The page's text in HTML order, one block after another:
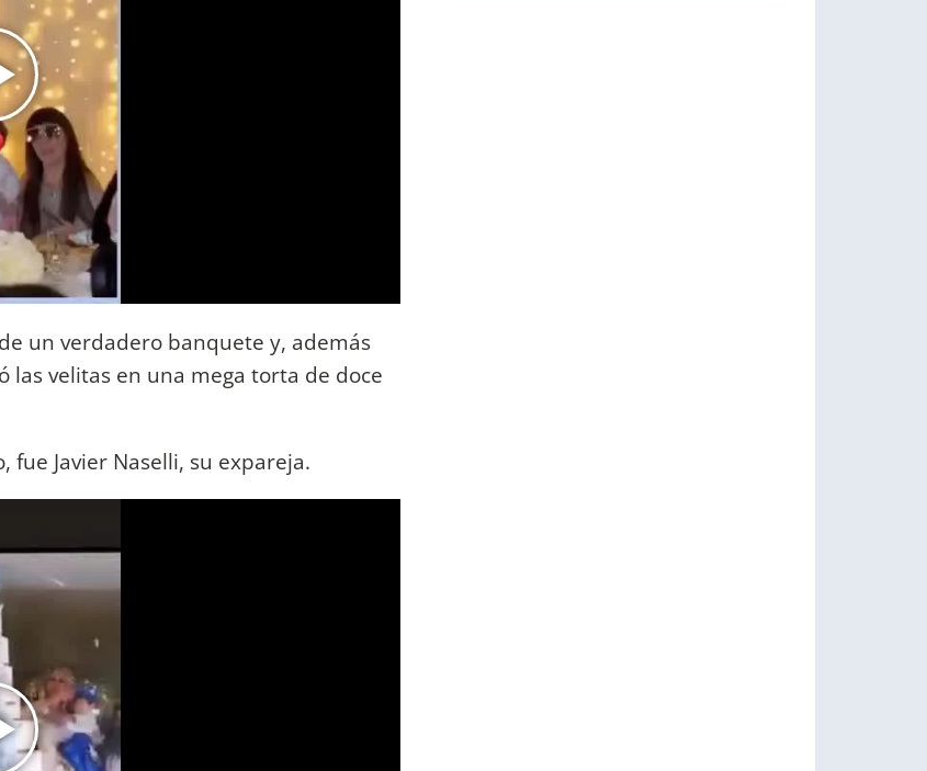
un verdadero banquete y, además
las velitas en una mega torta de doce
fue Javier Naselli, su expareja.